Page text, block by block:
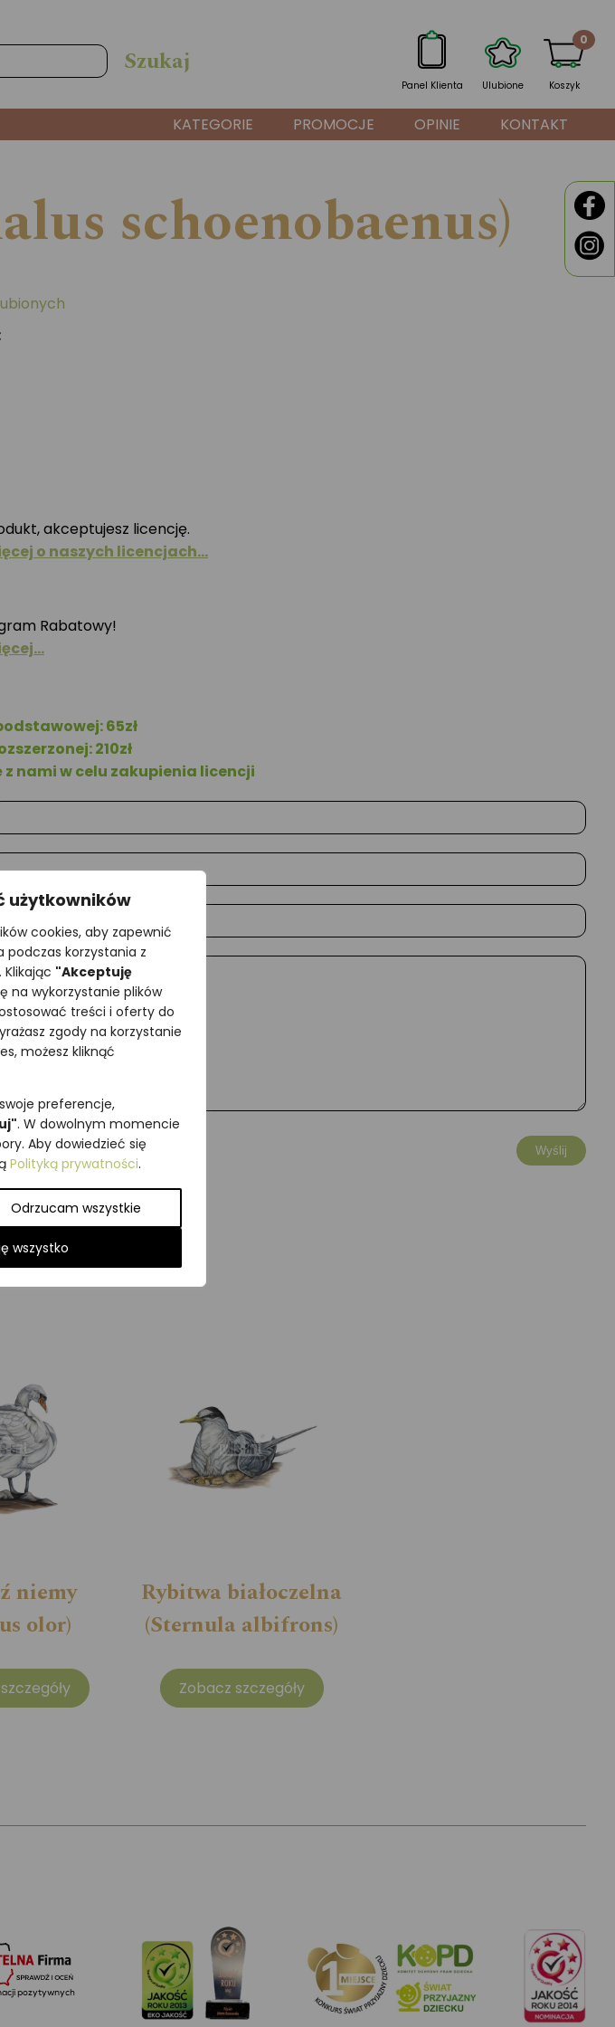
użytkowników
cookies, aby zapewnić
podczas korzystania z
"Akceptuję
na wykorzystanie plików
treści i oferty do
zgody na korzystanie
możesz kliknąć
preferencje,
. W dowolnym momencie
Aby dowiedzieć się
Polityką prywatności.
Odrzucam wszystkie
wszystko
Panel Klienta Ulubione Koszyk
0
KATEGORIE PROMOCJE OPINIE KONTAKT
schoenobaenus)
akceptujesz licencję.
o naszych licencjach…
Rabatowy!
65zł
210zł
nami w celu zakupienia licencji
ostatnich 30 dni:65,00zł
,Ptaki,Śpiewające
niemy
olor)
Rybitwa białoczelna
(Sternula albifrons)
Zobacz szczegóły